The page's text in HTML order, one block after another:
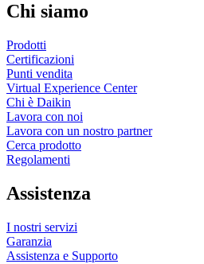
Chi siamo
Prodotti
Certificazioni
Punti vendita
Virtual Experience Center
Chi è Daikin
Lavora con noi
Lavora con un nostro partner
Cerca prodotto
Regolamenti
Assistenza
I nostri servizi
Garanzia
Assistenza e Supporto